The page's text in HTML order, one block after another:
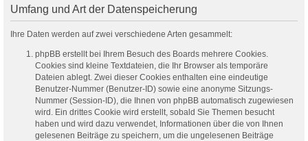
Umfang und Art der Datenspeicherung
Ihre Daten werden auf zwei verschiedene Arten gesammelt:
phpBB erstellt bei Ihrem Besuch des Boards mehrere Cookies.
Cookies sind kleine Textdateien, die Ihr Browser als temporäre
Dateien ablegt. Zwei dieser Cookies enthalten eine eindeutige
Benutzer-Nummer (Benutzer-ID) sowie eine anonyme Sitzungs-
Nummer (Session-ID), die Ihnen von phpBB automatisch zugewiesen
wird. Ein drittes Cookie wird erstellt, sobald Sie Themen besucht
haben und wird dazu verwendet, Informationen über die von Ihnen
gelesenen Beiträge zu speichern, um die ungelesenen Beiträge